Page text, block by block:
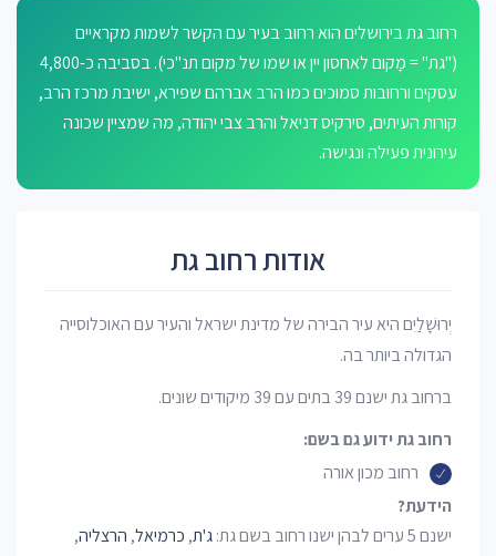
רחוב גת בירושלים הוא רחוב בעיר עם הקשר לשמות מקראיים
("גת" = מָקום לאחסון יין או שמו של מקום תנ"כי). בסביבה כ-4,800
עסקים ורחובות סמוכים כמו הרב אברהם שפירא, ישיבת מרכז הרב,
קורות העיתים, סירקיס דניאל והרב צבי יהודה, מה שמציין שכונה
עירונית פעילה ונגישה.
אודות רחוב גת
יְרוּשָׁלַיִם היא עיר הבירה של מדינת ישראל והעיר עם האוכלוסייה
הגדולה ביותר בה.
ברחוב גת ישנם 39 בתים עם 39 מיקודים שונים.
רחוב גת ידוע גם בשם:
רחוב מכון אורה
הידעת?
ישנם 5 ערים לבהן ישנו רחוב בשם גת:
ג'ת, כרמיאל, הרצליה,